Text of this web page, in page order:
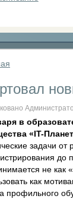
в
«IT-
задачи
до
не как
как
профильного